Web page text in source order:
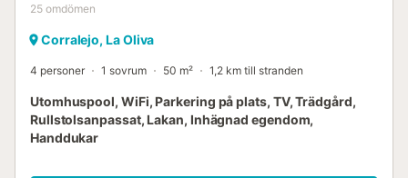
25 omdömen
Corralejo, La Oliva
4 personer 1 sovrum 50 m² 1,2 km till stranden
Utomhuspool, WiFi, Parkering på plats, TV, Trädgård,
Rullstolsanpassat, Lakan, Inhägnad egendom,
Handdukar